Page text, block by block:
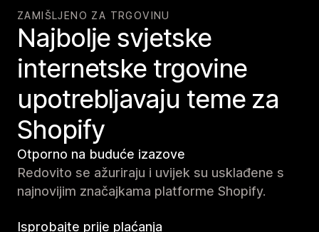
ZAMIŠLJENO ZA TRGOVINU
Najbolje svjetske
internetske trgovine
upotrebljavaju teme za
Shopify
Otporno na buduće izazove
Redovito se ažuriraju i uvijek su usklađene s
najnovijim značajkama platforme Shopify.
Isprobajte prije plaćanja